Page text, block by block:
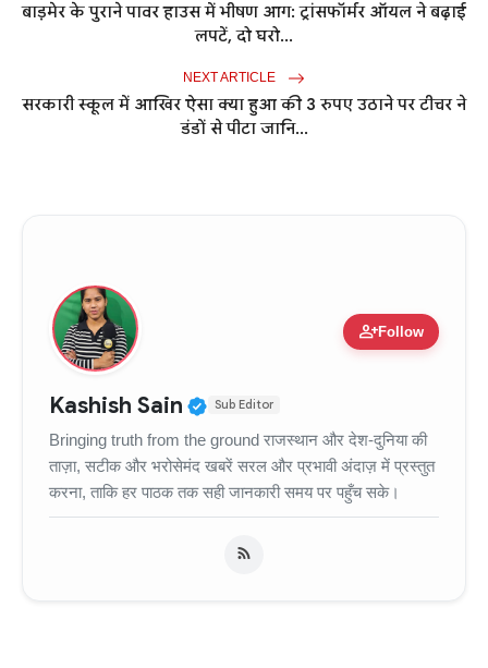
बाड़मेर के पुराने पावर हाउस में भीषण आग: ट्रांसफॉर्मर ऑयल ने बढ़ाई
लपटें, दो घरो...
NEXT ARTICLE
सरकारी स्कूल में आखिर ऐसा क्या हुआ की 3 रुपए उठाने पर टीचर ने
डंडों से पीटा जानि...
person_addFollow
Kashish Sain Verified Public Figure •
Sub Editor
Bringing truth from the ground राजस्थान और देश-दुनिया की
ताज़ा, सटीक और भरोसेमंद खबरें सरल और प्रभावी अंदाज़ में प्रस्तुत
करना, ताकि हर पाठक तक सही जानकारी समय पर पहुँच सके।